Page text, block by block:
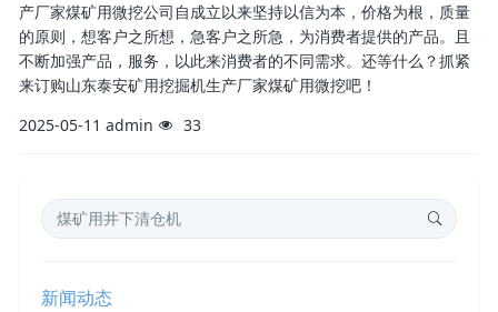
产厂家煤矿用微挖公司自成立以来坚持以信为本，价格为根，质量
的原则，想客户之所想，急客户之所急，为消费者提供的产品。且
不断加强产品，服务，以此来消费者的不同需求。还等什么？抓紧
来订购山东泰安矿用挖掘机生产厂家煤矿用微挖吧！
2025-05-11 admin 33
新闻动态